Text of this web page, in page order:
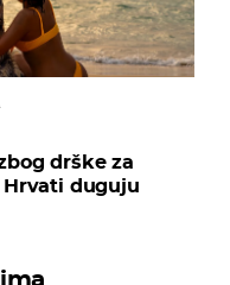
drške za
Hrvati duguju